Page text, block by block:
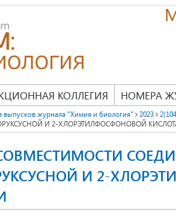
КОЛЛЕГИЯ НОМЕРА
выпусков журнала "Химия и биология" 2023
И 2-ХЛОРЭТИЛФОСФОНОВОЙ
И 2-